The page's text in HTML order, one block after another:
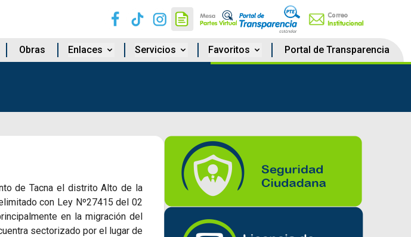
Obras Enlaces Servicios Favoritos Portal de Transparencia
de Tacna el distrito Alto de la
con Ley Nº27415 del 02
en la migración del
sectorizado por el lugar de